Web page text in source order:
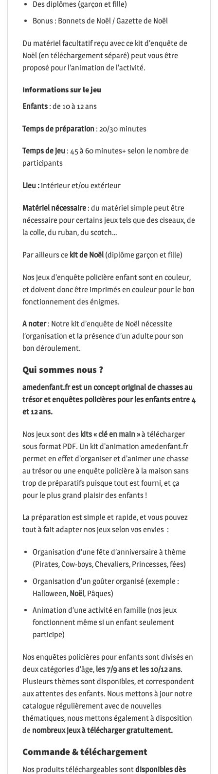
Des diplômes (garçon et fille)
Bonus : Bonnets de Noël / Gazette de Noël
Du matériel facultatif reçu avec ce kit d’enquête de
Noël (en téléchargement séparé) peut vous être
proposé pour l’animation de l’activité.
Informations sur le jeu
Enfants : de 10 à 12 ans
Temps de préparation : 20/30 minutes
Temps de jeu : 45 à 60 minutes+ selon le nombre de
participants
Lieu : intérieur et/ou extérieur
Matériel nécessaire : du matériel simple peut être
nécessaire pour certains jeux tels que des ciseaux, de
la colle, du ruban, du scotch…
Par ailleurs ce kit de Noël (diplôme garçon et fille)
Nos jeux d’enquête policière enfant sont en couleur,
et doivent donc être imprimés en couleur pour le bon
fonctionnement des énigmes.
A noter: Notre kit d’enquête de Noël nécessite
l’organisation et la présence d’un adulte pour son
bon déroulement.
Qui sommes nous ?
amedenfant.fr est un concept original de chasses au
trésor et enquêtes policières pour les enfants entre 4
et 12 ans.
Nos jeux sont des kits « clé en main »à télécharger
sous format PDF. Un kit d’animation amedenfant.fr
permet en effet d’organiser et d’animer une chasse
au trésor ou une enquête policière à la maison sans
trop de préparatifs puisque tout est fourni, et ça
pour le plus grand plaisir des enfants !
La préparation est simple et rapide, et vous pouvez
tout à fait adapter nos jeux selon vos envies :
Organisation d’une fête d’anniversaire à thème
(Pirates, Cow-boys, Chevaliers, Princesses, fées)
Organisation d’un goûter organisé (exemple :
Halloween, Noël, Pâques)
Animation d’une activité en famille (nos jeux
fonctionnent même si un enfant seulement
participe)
Nos enquêtes policières pour enfants sont divisés en
deux catégories d’âge, les 7/9 ans et les 10/12 ans.
Plusieurs thèmes sont disponibles, et correspondent
aux attentes des enfants. Nous mettons à jour notre
catalogue régulièrement avec de nouvelles
thématiques, nous mettons également à disposition
de nombreux jeux à télécharger gratuitement.
Commande & téléchargement
Nos produits téléchargeables sont disponibles dès